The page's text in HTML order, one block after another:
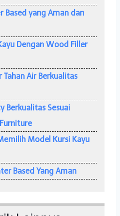
Based yang Aman dan
Dengan Wood Filler
Air Berkualitas
Berkualitas Sesuai
Model Kursi Kayu
Based Yang Aman